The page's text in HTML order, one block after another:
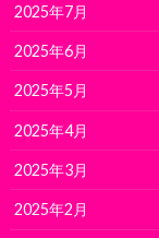
2025年7月
2025年6月
2025年5月
2025年4月
2025年3月
2025年2月